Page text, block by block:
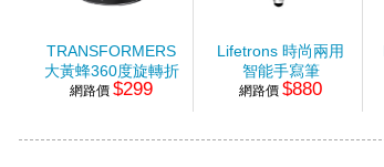
TRANSFORMERS
大黃蜂360度旋轉折
疊手機支架
網路價$299
Lifetrons 時尚兩用
智能手寫筆
網路價$880